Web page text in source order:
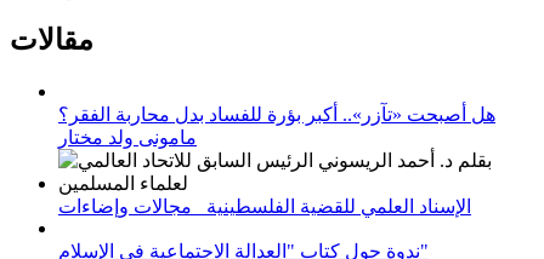
مقالات
هل أصبحت «تآزر».. أكبر بؤرة للفساد بدل محاربة الفقر؟
مامونى ولد مختار
الإسناد العلمي للقضية الفلسطينية_ مجالات وإضاءات
ندوة حول كتاب "العدالة الاجتماعية في الإسلام"